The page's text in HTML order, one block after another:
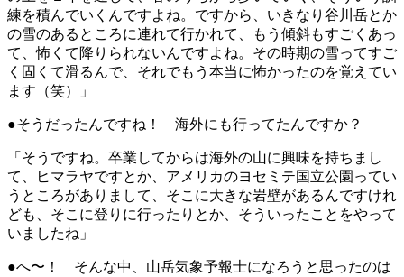
練を積んでいくんですよね。ですから、いきなり谷川岳とか
の雪のあるところに連れて行かれて、もう傾斜もすごくあっ
て、怖くて降りられないんですよね。その時期の雪ってすご
く固くて滑るんで、それでもう本当に怖かったのを覚えてい
ます（笑）」
●そうだったんですね！ 海外にも行ってたんですか？
「そうですね。卒業してからは海外の山に興味を持ちまし
て、ヒマラヤですとか、アメリカのヨセミテ国立公園ってい
うところがありまして、そこに大きな岩壁があるんですけれ
ども、そこに登りに行ったりとか、そういったことをやって
いましたね」
●へ〜！ そんな中、山岳気象予報士になろうと思ったのは